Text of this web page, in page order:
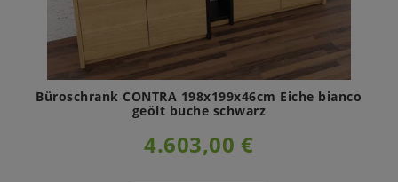
Büroschrank CONTRA 198x199x46cm Eiche bianco
geölt buche schwarz
4.603,00 €